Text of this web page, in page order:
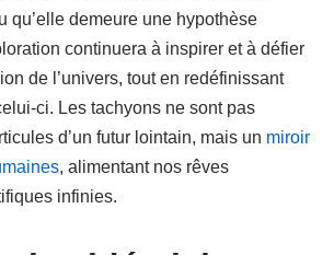
qu’elle demeure une hypothèse
continuera à inspirer et à défier
de l’univers, tout en redéfinissant
ci. Les tachyons ne sont pas
d’un futur lointain, mais un miroir
, alimentant nos rêves
infinies.